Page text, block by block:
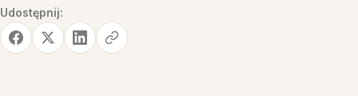
Udostępnij: